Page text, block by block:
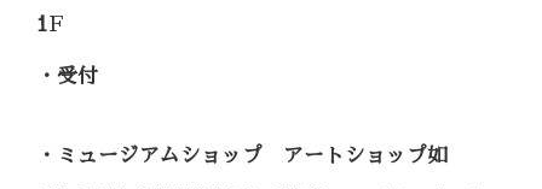
1 F
・受付
・ミュージアムショップ アートショップ如